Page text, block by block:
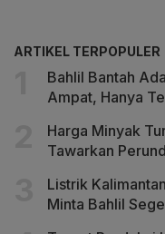
ARTIKEL TERPOPULER
Bahlil Bantah
Ampat, Hanya
Harga Minyak
Tawarkan
Listrik
Minta Bahlil